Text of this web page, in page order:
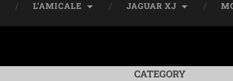
L’AMICALE JAGUAR XJ
CATEGORY